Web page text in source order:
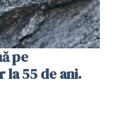
pe
la 55 de ani.